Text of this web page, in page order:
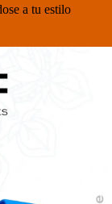
a tu estilo